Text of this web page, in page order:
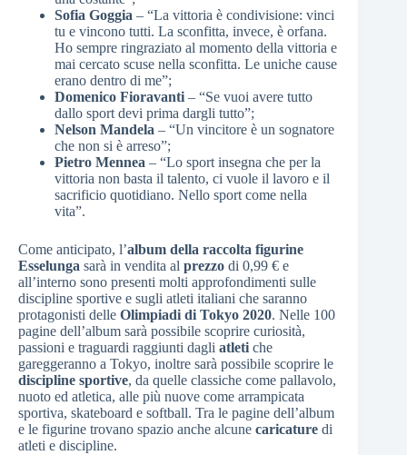
Sofia Goggia – “La vittoria è condivisione: vinci
tu e vincono tutti. La sconfitta, invece, è orfana.
Ho sempre ringraziato al momento della vittoria e
mai cercato scuse nella sconfitta. Le uniche cause
erano dentro di me”;
Domenico Fioravanti – “Se vuoi avere tutto
dallo sport devi prima dargli tutto”;
Nelson Mandela – “Un vincitore è un sognatore
che non si è arreso”;
Pietro Mennea – “Lo sport insegna che per la
vittoria non basta il talento, ci vuole il lavoro e il
sacrificio quotidiano. Nello sport come nella
vita”.
Come anticipato, l’album della raccolta figurine
Esselunga sarà in vendita al prezzo di 0,99 € e
all’interno sono presenti molti approfondimenti sulle
discipline sportive e sugli atleti italiani che saranno
protagonisti delle Olimpiadi di Tokyo 2020. Nelle 100
pagine dell’album sarà possibile scoprire curiosità,
passioni e traguardi raggiunti dagli atleti che
gareggeranno a Tokyo, inoltre sarà possibile scoprire le
discipline sportive, da quelle classiche come pallavolo,
nuoto ed atletica, alle più nuove come arrampicata
sportiva, skateboard e softball. Tra le pagine dell’album
e le figurine trovano spazio anche alcune caricature di
atleti e discipline.